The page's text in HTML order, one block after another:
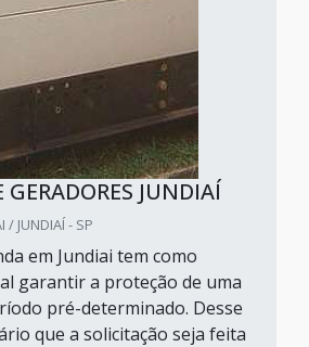
JUNDIAÍ
/ JUNDIAÍ - SP
em Jundiai tem como
garantir a proteção de uma
pré-determinado. Desse
que a solicitação seja feita